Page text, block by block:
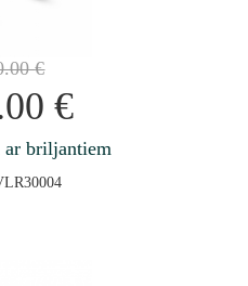
€
€
ar briljantiem